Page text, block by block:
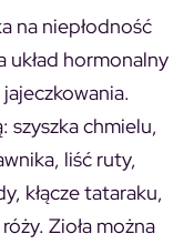
na niepłodność
układ hormonalny
szyszka chmielu,
liść ruty,
kłącze tataraku,
Zioła można